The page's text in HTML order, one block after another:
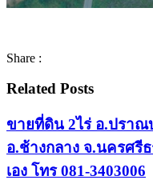
Share :
Related Posts
ขายที่ดิน 2ไร่ อ.ปราณ
อ.ช้างกลาง จ.นครศรี
เอง โทร 081-3403006